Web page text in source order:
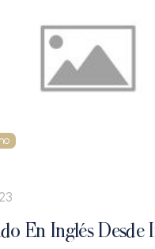
En Inglés Desde